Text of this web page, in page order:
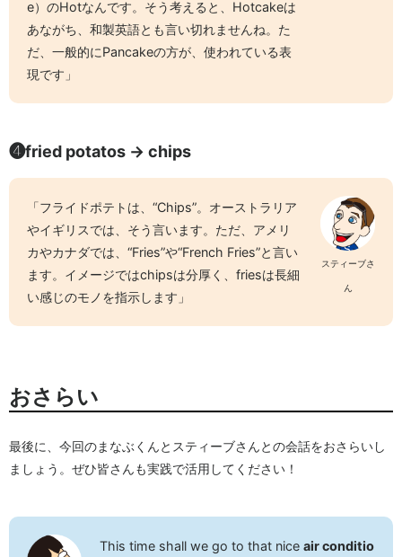
e）のHotなんです。そう考えると、Hotcakeは
あながち、和製英語とも言い切れませんね。た
だ、一般的にPancakeの方が、使われている表
現です」
❹fried potatos → chips
「フライドポテトは、“Chips”。オーストラリア
やイギリスでは、そう言います。ただ、アメリ
カやカナダでは、“Fries”や“French Fries”と言い
ます。イメージではchipsは分厚く、friesは長細
い感じのモノを指示します」
スティーブさ
ん
おさらい
最後に、今回のまなぶくんとスティーブさんとの会話をおさらいし
ましょう。ぜひ皆さんも実践で活用してください！
This time shall we go to that nice air conditio